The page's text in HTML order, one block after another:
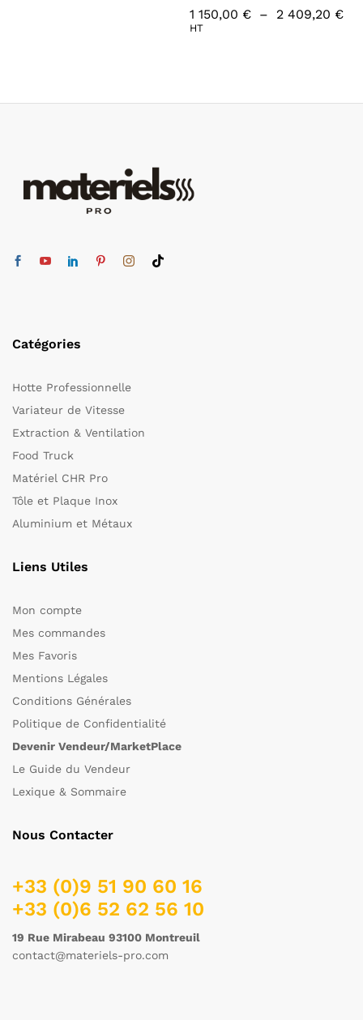
1 150,00 € – 2 409,20 €
HT
Catégories
Hotte Professionnelle
Variateur de Vitesse
Extraction & Ventilation
Food Truck
Matériel CHR Pro
Tôle et Plaque Inox
Aluminium et Métaux
Liens Utiles
Mon compte
Mes commandes
Mes Favoris
Mentions Légales
Conditions Générales
Politique de Confidentialité
Devenir Vendeur/MarketPlace
Le Guide du Vendeur
Lexique & Sommaire
Nous Contacter
+33 (0)9 51 90 60 16
+33 (0)6 52 62 56 10
19 Rue Mirabeau 93100 Montreuil
contact@materiels-pro.com